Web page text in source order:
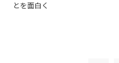
とを面白く